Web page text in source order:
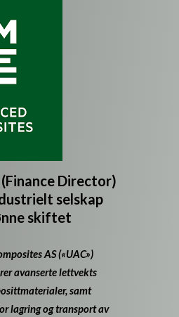
Director)
selskap
skiftet
AS («UAC»)
avanserte lettvekts
samt
lagring og transport av